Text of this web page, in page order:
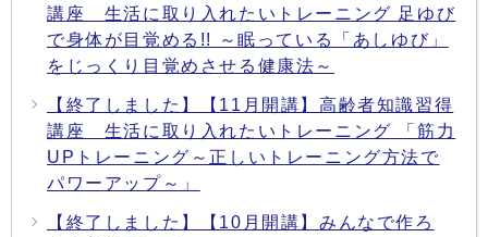
講座 生活に取り入れたいトレーニング 足ゆび
で身体が目覚める!! ～眠っている「あしゆび」
をじっくり目覚めさせる健康法～
【終了しました】【11月開講】高齢者知識習得
講座 生活に取り入れたいトレーニング 「筋力
UPトレーニング～正しいトレーニング方法で
パワーアップ～」
【終了しました】【10月開講】みんなで作ろ